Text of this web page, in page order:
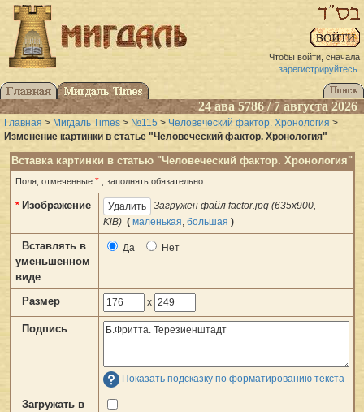
Чтобы войти, сначала
зарегистрируйтесь.
24 ава 5786 / 7 августа 2026
Главная > Мигдаль Times > №115 > Человеческий фактор. Хронология >
Изменение картинки в статье "Человеческий фактор. Хронология"
Вставка картинки в статью "Человеческий фактор. Хронология"
Поля, отмеченные * , заполнять обязательно
* Изображение
Загружен файл factor.jpg (635x900,
KiB) ( маленькая большая )
Вставлять в
уменьшенном
виде
Да Нет
Размер x
Подпись
Показать подсказку по форматированию текста
Загружать в